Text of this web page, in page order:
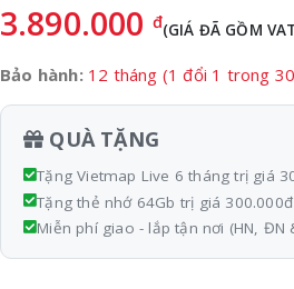
3.890.000đ(GIÁ ĐÃ GỒM
Bảo hành: 12 tháng (1 đổi 1 trong
QUÀ TẶNG
Tặng Vietmap Live 6 tháng trị giá
Tặng thẻ nhớ 64Gb trị giá 300.000đ
Miễn phí giao - lắp tận nơi (HN, ĐN